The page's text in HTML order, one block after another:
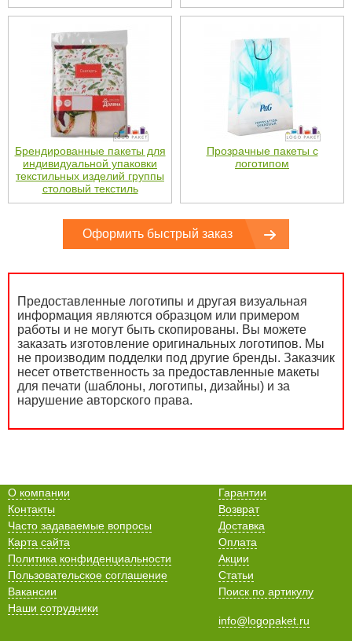
Брендированные пакеты для
индивидуальной упаковки
текстильных изделий группы
столовый текстиль
Прозрачные пакеты с
логотипом
Оформить быстрый заказ
Предоставленные логотипы и другая визуальная
информация являются образцом или примером
работы и не могут быть скопированы. Вы можете
заказать изготовление оригинальных логотипов. Мы
не производим подделки под другие бренды. Заказчик
несет ответственность за предоставленные макеты
для печати (шаблоны, логотипы, дизайны) и за
нарушение авторского права.
Гарантии
Возврат
Доставка
Оплата
Акции
Статьи
Поиск по артикулу
info@logopaket.ru
О компании
Контакты
Часто задаваемые вопросы
Карта сайта
Политика конфиденциальности
Пользовательское соглашение
Вакансии
Наши сотрудники